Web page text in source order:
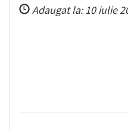
Adaugat la: 10 iulie